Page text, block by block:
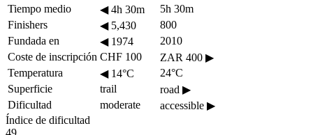
Tiempo medio
◀4h 30m
5h 30m
Finishers
◀5,430
800
Fundada en
◀1974
2010
Coste de inscripción CHF 100 ZAR 400 ▶
Temperatura
◀14°C
24°C
Superficie
trail road ▶
Dificultad
moderate accessible ▶
Índice de dificultad
49